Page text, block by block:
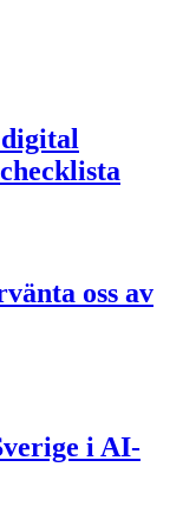
digital
oss av
i AI-